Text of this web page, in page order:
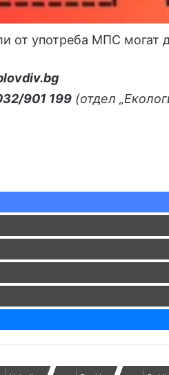
от употреба МПС могат
901 199 (отдел